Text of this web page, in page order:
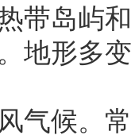
带岛屿
地形多
气候。